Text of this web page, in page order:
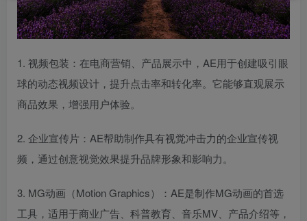
1. 视频包装：在电商营销、产品展示中，AE用于创建吸引眼
球的动态视频设计，提升点击率和转化率。它能够直观展示
商品效果，增强用户体验。
2. 企业宣传片：AE帮助制作具有视觉冲击力的企业宣传视
频，通过创意视觉效果提升品牌形象和影响力。
3. MG动画（Motion Graphics）：AE是制作MG动画的首选
工具，适用于商业广告、科普教育、音乐MV、产品介绍等，